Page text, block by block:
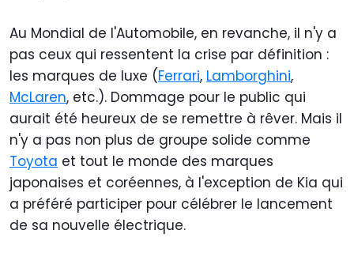
Au Mondial de l'Automobile, en revanche, il n'y a
pas ceux qui ressentent la crise par définition :
les marques de luxe (Ferrari, Lamborghini,
McLaren, etc.). Dommage pour le public qui
aurait été heureux de se remettre à rêver. Mais il
n'y a pas non plus de groupe solide comme
Toyota et tout le monde des marques
japonaises et coréennes, à l'exception de Kia qui
a préféré participer pour célébrer le lancement
de sa nouvelle électrique.